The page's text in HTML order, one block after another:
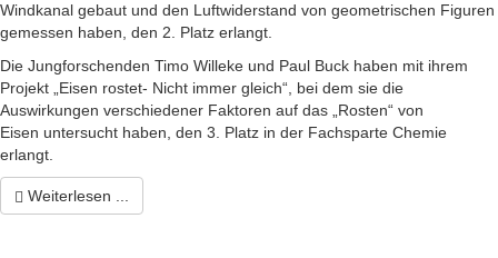
Windkanal gebaut und den Luftwiderstand von geometrischen Figuren
gemessen haben, den 2. Platz erlangt.
Die Jungforschenden Timo Willeke und Paul Buck haben mit ihrem
Projekt „Eisen rostet- Nicht immer gleich“, bei dem sie die
Auswirkungen verschiedener Faktoren auf das „Rosten“ von
Eisen untersucht haben, den 3. Platz in der Fachsparte Chemie
erlangt.
Weiterlesen ...